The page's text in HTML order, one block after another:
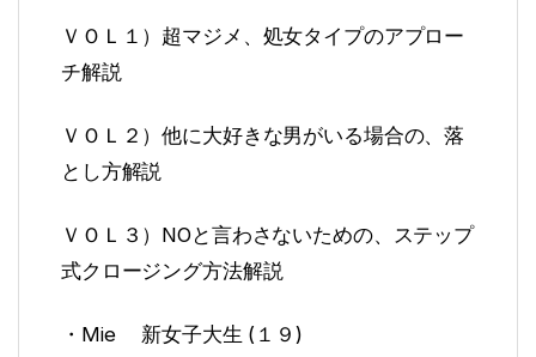
ＶＯＬ１）超マジメ、処女タイプのアプロー
チ解説
ＶＯＬ２）他に大好きな男がいる場合の、落
とし方解説
ＶＯＬ３）NOと言わさないための、ステップ
式クロージング方法解説
・Mie 新女子大生 (１９)